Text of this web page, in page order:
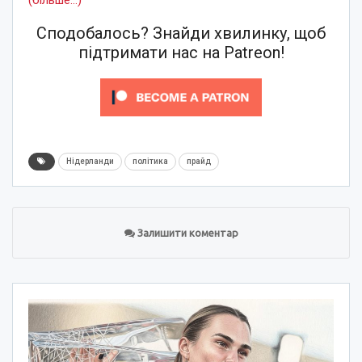
Сподобалось? Знайди хвилинку, щоб
підтримати нас на Patreon!
Нідерланди політика прайд
Залишити коментар